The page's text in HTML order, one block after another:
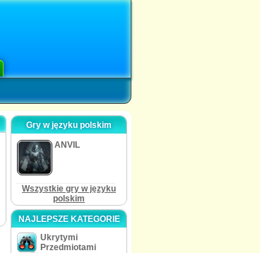
Gry w języku polskim
ANVIL
Wszystkie gry w języku
polskim
NAJLEPSZE KATEGORIE
Ukrytymi
Przedmiotami